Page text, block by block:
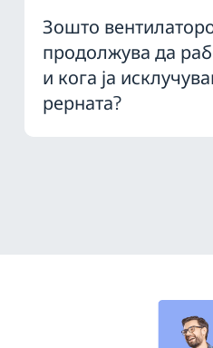
Зошто
продолжува да
и кога ја
рерната?